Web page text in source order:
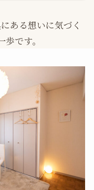
ある想いに気づく
です。